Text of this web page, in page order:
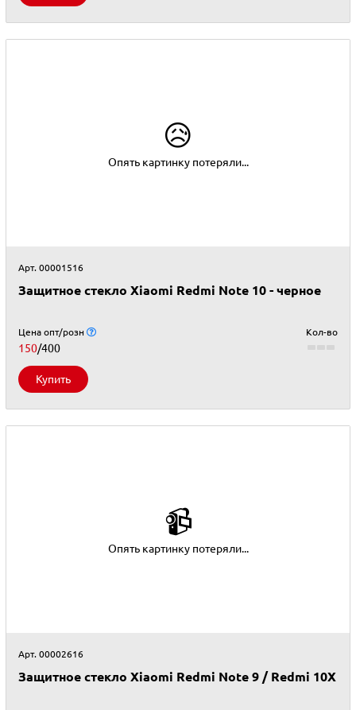
😥
Опять картинку потеряли...
Арт. 00001516
Защитное стекло Xiaomi Redmi Note 10 - черное
Цена опт/розн
150/400
Кол-во
Купить
📹
Опять картинку потеряли...
Арт. 00002616
Защитное стекло Xiaomi Redmi Note 9 / Redmi 10X